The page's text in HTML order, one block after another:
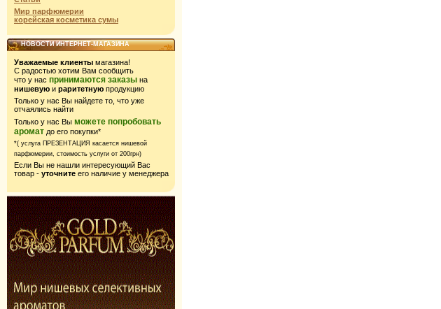
Мир парфюмерии
корейская косметика сумы
НОВОСТИ ИНТЕРНЕТ-МАГАЗИНА
Уважаемые клиенты магазина!
С радостью хотим Вам сообщить
что у нас принимаются заказы на
нишевую и раритетную продукцию
Только у нас Вы найдете то, что уже
отчаялись найти
Только у нас Вы можете попробовать
аромат до его покупки*
*( услуга ПРЕЗЕНТАЦИЯ касается нишевой
парфюмерии, стоимость услуги от 200грн)
Если Вы не нашли интересующий Вас
товар - уточните его наличие у менеджера